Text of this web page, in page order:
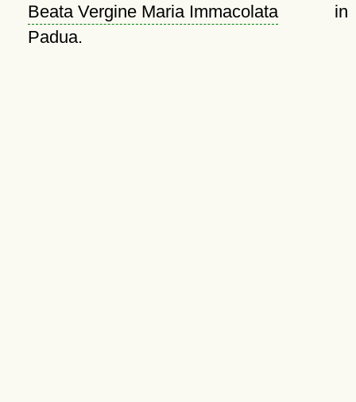
Beata Vergine Maria Immacolatain
Padua.